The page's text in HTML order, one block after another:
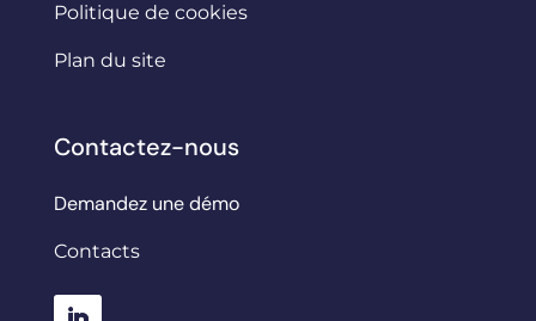
Politique de cookies
Plan du site
Contactez-nous
Demandez une démo
Contacts